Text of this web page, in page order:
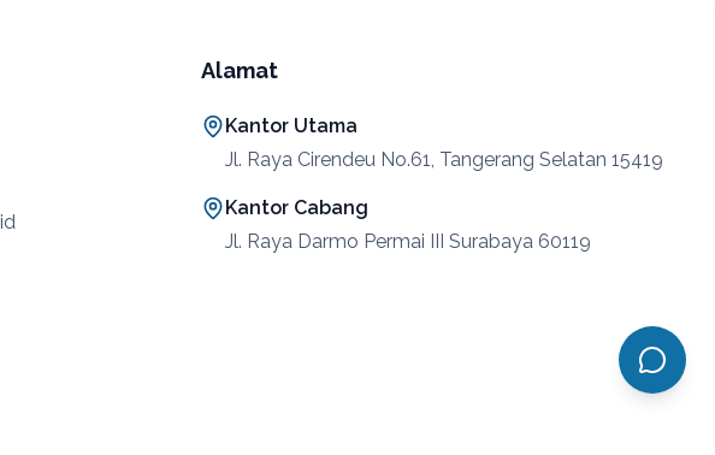
Alamat
Kantor Utama
Jl. Raya Cirendeu No.61, Tangerang Selatan 15419
Kantor Cabang
Jl. Raya Darmo Permai III Surabaya 60119